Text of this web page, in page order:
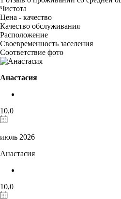
Чистота
Цена - качество
Качество обслуживания
Расположение
Своевременность заселения
Соответствие фото
Анастасия
10,0
июль 2026
Анастасия
10,0